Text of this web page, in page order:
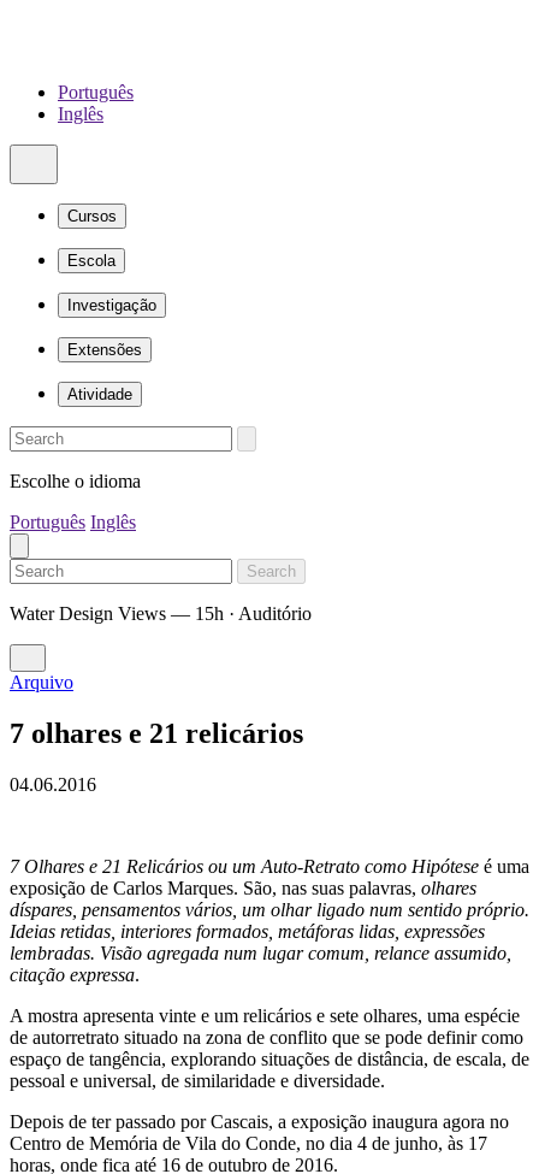
Português
Inglês
Cursos
Escola
Investigação
Extensões
Atividade
Escolhe o idioma
Português Inglês
Search
Water Design Views — 15h · Auditório
Arquivo
7 olhares e 21 relicários
04.06.2016
7 Olhares e 21 Relicários ou um Auto-Retrato como Hipótese é uma
exposição de Carlos Marques. São, nas suas palavras, olhares
díspares, pensamentos vários, um olhar ligado num sentido próprio.
Ideias retidas, interiores formados, metáforas lidas, expressões
lembradas. Visão agregada num lugar comum, relance assumido,
citação expressa.
A mostra apresenta vinte e um relicários e sete olhares, uma espécie
de autorretrato situado na zona de conflito que se pode definir como
espaço de tangência, explorando situações de distância, de escala, de
pessoal e universal, de similaridade e diversidade.
Depois de ter passado por Cascais, a exposição inaugura agora no
Centro de Memória de Vila do Conde, no dia 4 de junho, às 17
horas, onde fica até 16 de outubro de 2016.